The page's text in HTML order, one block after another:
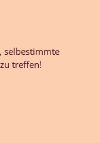
selbestimmte
treffen!